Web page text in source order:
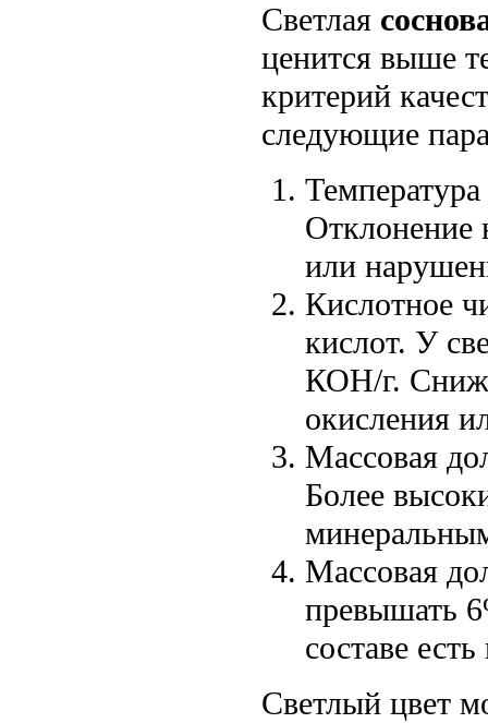
Светлая
ценится выше
критерий
следующие
Отклонение
или
Кислотное
кислот. У
КОН/г.
окисления
Массовая
Более
Массовая
превышать
составе
Светлый цвет